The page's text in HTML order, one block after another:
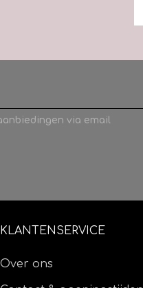
via email
KLANTENSERVICE
Over ons